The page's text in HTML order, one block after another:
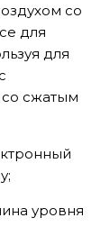
со
для
для
со сжатым
уровня